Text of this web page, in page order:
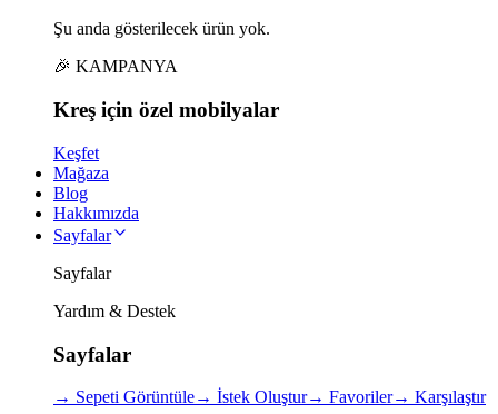
Şu anda gösterilecek ürün yok.
🎉 KAMPANYA
Kreş için özel mobilyalar
Keşfet
Mağaza
Blog
Hakkımızda
Sayfalar
Sayfalar
Yardım & Destek
Sayfalar
→ Sepeti Görüntüle→ İstek Oluştur→ Favoriler→ Karşılaştır